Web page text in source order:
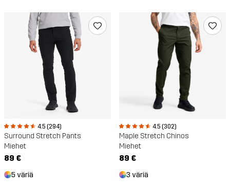
4.5 (294)
Surround Stretch Pants
Miehet
89 €
5 väriä
4.5 (302)
Maple Stretch Chinos
Miehet
89 €
3 väriä